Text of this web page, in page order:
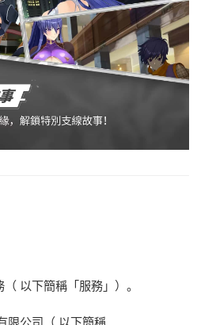
以下簡稱「服務」）。